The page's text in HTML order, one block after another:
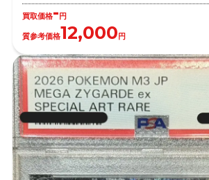
買取価格-円
質参考価格12,000円